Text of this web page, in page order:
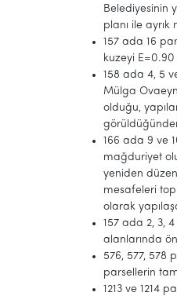
Belediyesinin
planı ile
157 ada 16
kuzeyi
158 ada 4, 5
Mülga
olduğu,
166 ada 9 ve
mağduriyet
yeniden
mesafeleri
olarak
157 ada 2, 3,
alanlarında
576, 577, 578
parsellerin
1213 ve 1214